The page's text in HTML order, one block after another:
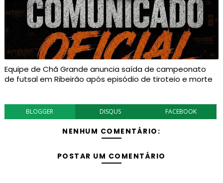
Equipe de Chã Grande anuncia saída de campeonato
de futsal em Ribeirão após episódio de tiroteio e morte
BLOGGER DISQUS FACEBOOK
NENHUM COMENTÁRIO:
POSTAR UM COMENTÁRIO